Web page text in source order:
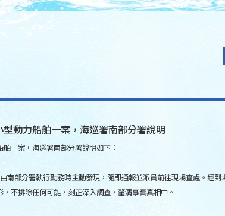
動力船舶一案，海巡署南部分署說明
一案，海巡署南部分署說明如下：
南部分署執行勤務時主動發現，隨即通報並派員前往現場查處。經
不排除任何可能，刻正深入調查，釐清事實真相中。